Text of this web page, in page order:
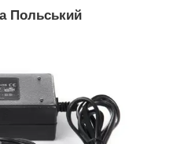
Польський